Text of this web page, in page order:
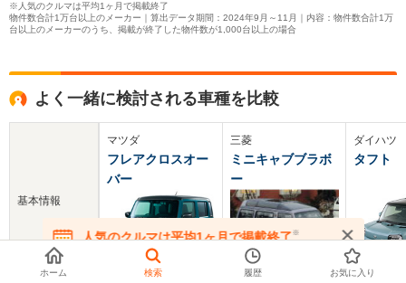
※人気のクルマは平均1ヶ月で掲載終了
物件数合計1万台以上のメーカー｜算出データ期間：2024年9月～11月｜内容：物件数合計1万
台以上のメーカーのうち、掲載が終了した物件数が1,000台以上の場合
よく一緒に検討される車種を比較
基本情報
マツダ
フレアクロスオー
バー
三菱
ミニキャブブラボ
ー
ダイハツ
タフト
人気のクルマは平均1ヶ月で掲載終了※
在庫が無くなる前にお問い合わせください
ホーム 検索 履歴 お気に入り